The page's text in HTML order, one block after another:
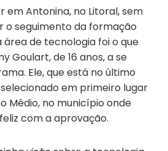
em Antonina, no Litoral, sem
seguimento da formação
de tecnologia foi o que
Goulart, de 16 anos, a se
Ele, que está no último
em primeiro lugar
Médio, no município onde
com a aprovação.